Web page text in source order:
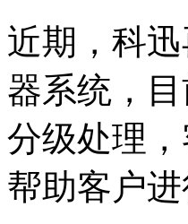
近期，科
器系统，
分级处理
帮助客户